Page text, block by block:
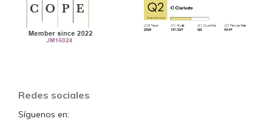
Redes sociales
Síguenos en: